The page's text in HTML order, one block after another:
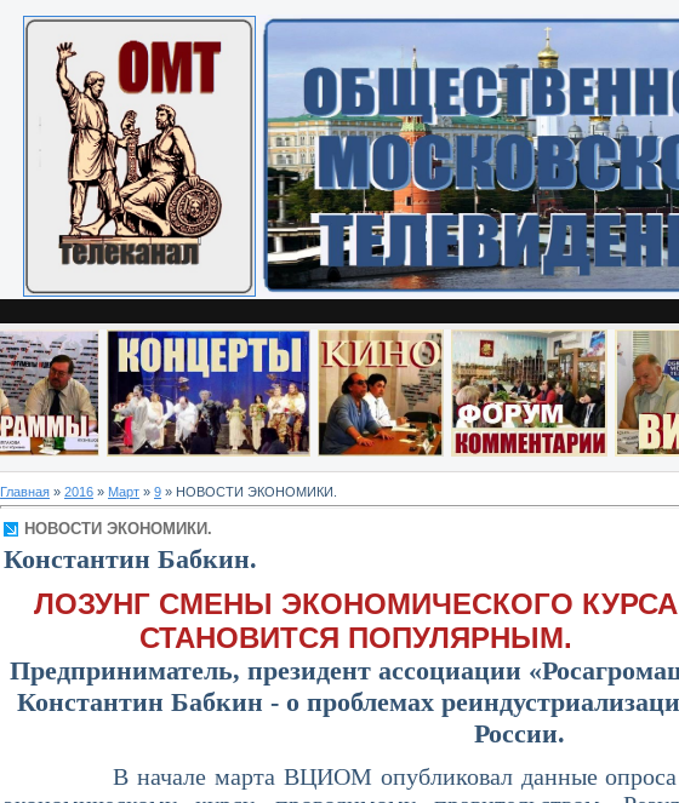
Главная » 2016 » Март » 9 » НОВОСТИ ЭКОНОМИКИ.
НОВОСТИ ЭКОНОМИКИ.
Константин Бабкин.
ЛОЗУНГ СМЕНЫ ЭКОНОМИЧЕСКОГО КУРСА
СТАНОВИТСЯ ПОПУЛЯРНЫМ.
Предприниматель, президент ассоциации
Константин Бабкин - о проблемах
России.
В начале марта ВЦИОМ опубликовал данные опроса